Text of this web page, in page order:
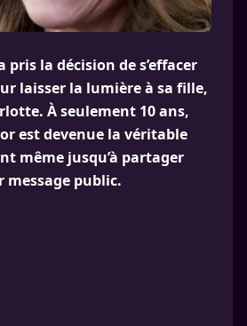
la décision de s’effacer
laisser la lumière à sa fille,
À seulement 10 ans,
est devenue la véritable
même jusqu’à partager
public.